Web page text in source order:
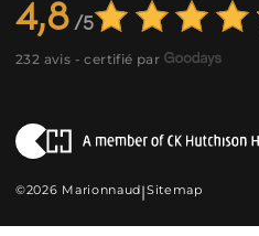
4,8
232 avis - certifié par
©2026 Marionnaud|Sitemap